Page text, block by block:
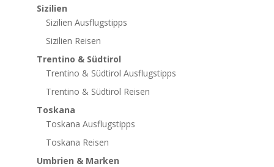
Sizilien
Sizilien Ausflugstipps
Sizilien Reisen
Trentino & Südtirol
Trentino & Südtirol Ausflugstipps
Trentino & Südtirol Reisen
Toskana
Toskana Ausflugstipps
Toskana Reisen
Umbrien & Marken